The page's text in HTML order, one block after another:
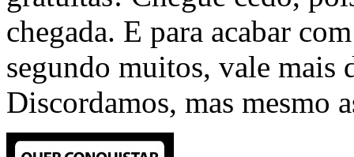
chegada. E para acabar
segundo muitos, vale mais
Discordamos, mas mesmo